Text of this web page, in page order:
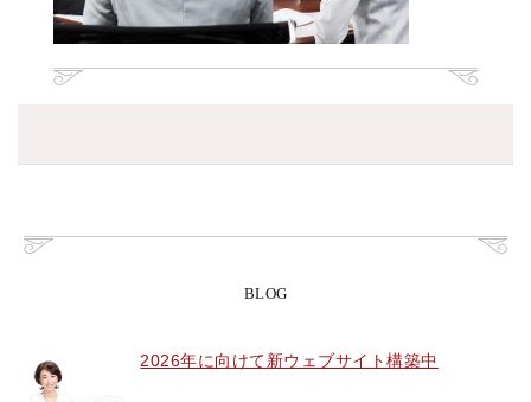
BLOG
2026年に向けて新ウェブサイト構築中